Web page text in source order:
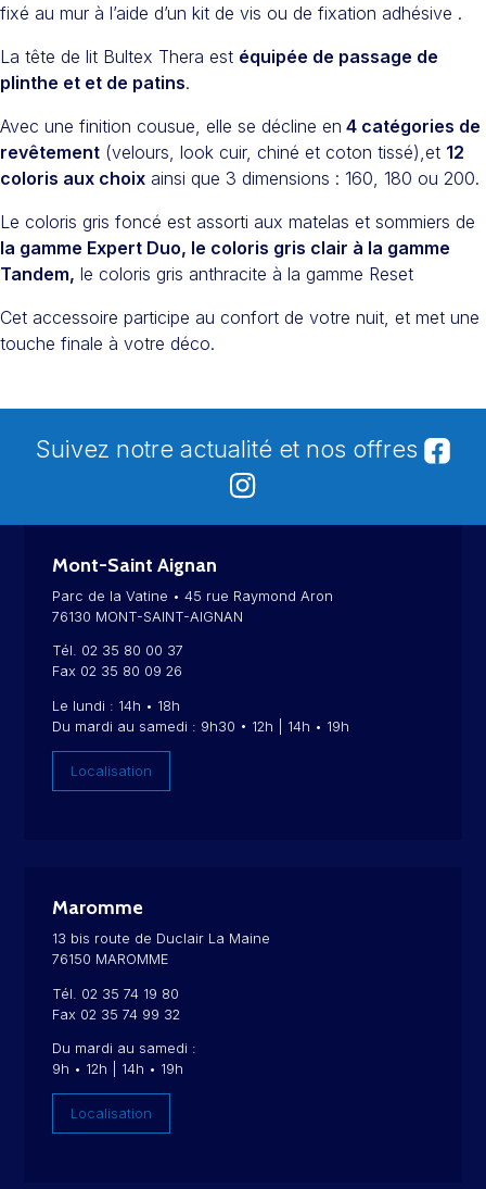
fixé au mur à l’aide d’un kit de vis ou de fixation adhésive .
La tête de lit Bultex Thera est équipée de passage de
plinthe et et de patins.
Avec une finition cousue, elle se décline en 4 catégories de
revêtement (velours, look cuir, chiné et coton tissé),et 12
coloris aux choix ainsi que 3 dimensions : 160, 180 ou 200.
Le coloris gris foncé est assorti aux matelas et sommiers de
la gamme Expert Duo, le coloris gris clair à la gamme
Tandem, le coloris gris anthracite à la gamme Reset
Cet accessoire participe au confort de votre nuit, et met une
touche finale à votre déco.
Suivez notre actualité et nos offres
Mont-Saint Aignan
Parc de la Vatine • 45 rue Raymond Aron
76130 MONT-SAINT-AIGNAN
Tél. 02 35 80 00 37
Fax 02 35 80 09 26
Le lundi : 14h • 18h
Du mardi au samedi : 9h30 • 12h | 14h • 19h
Localisation
Maromme
13 bis route de Duclair La Maine
76150 MAROMME
Tél. 02 35 74 19 80
Fax 02 35 74 99 32
Du mardi au samedi :
9h • 12h | 14h • 19h
Localisation